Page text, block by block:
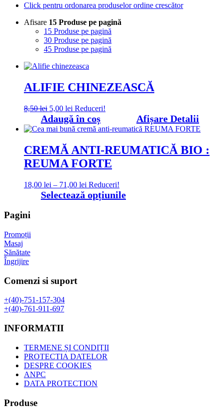
Click pentru ordonarea produselor ordine crescător
Afisare 15 Produse pe pagină
15 Produse pe pagină
30 Produse pe pagină
45 Produse pe pagină
ALIFIE CHINEZEASCĂ
8,50lei Prețul
inițial
a
fost:
8,50 lei.
5,00 lei Prețul
curent
este:
5,00 lei.
Reduceri!
Adaugă în coș Afișare Detalii
CREMĂ ANTI-REUMATICĂ BIO :
REUMA FORTE
18,00 lei – 71,00 lei Interval
de
prețuri:
Reduceri!
Selectează opțiunile
Pagini
Promoții
Masaj
Sănătate
Îngrijire
Comenzi si suport
+(40)-751-157-304
+(40)-761-911-697
INFORMATII
TERMENE ȘI CONDIȚII
PROTECTIA DATELOR
DESPRE COOKIES
ANPC
DATA PROTECTION
Produse